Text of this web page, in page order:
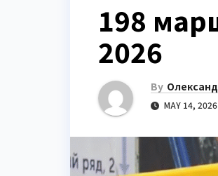
198
2026
By
MAY 14, 2026